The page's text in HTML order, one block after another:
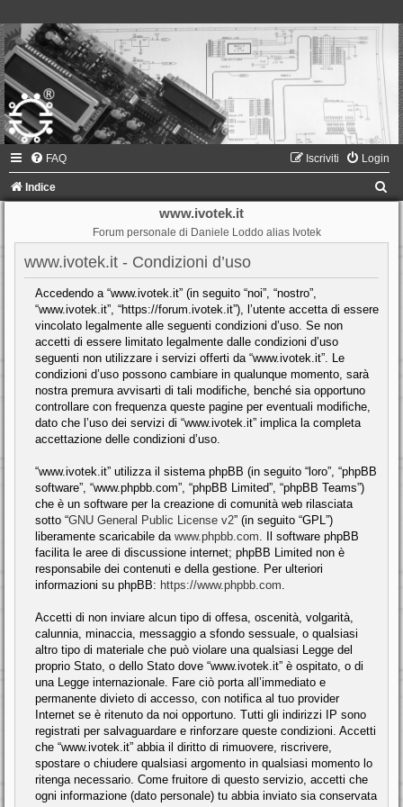
FAQ Login
Iscriviti
Indice
www.ivotek.it
Forum personale di Daniele Loddo alias Ivotek
www.ivotek.it - Condizioni d’uso
Accedendo a “www.ivotek.it” (in seguito “noi”, “nostro”,
“www.ivotek.it”, “https://forum.ivotek.it”), l’utente accetta di essere
vincolato legalmente alle seguenti condizioni d’uso. Se non
accetti di essere limitato legalmente dalle condizioni d’uso
seguenti non utilizzare i servizi offerti da “www.ivotek.it”. Le
condizioni d’uso possono cambiare in qualunque momento, sarà
nostra premura avvisarti di tali modifiche, benché sia opportuno
controllare con frequenza queste pagine per eventuali modifiche,
dato che l’uso dei servizi di “www.ivotek.it” implica la completa
accettazione delle condizioni d’uso.
“www.ivotek.it” utilizza il sistema phpBB (in seguito “loro”, “phpBB
software”, “www.phpbb.com”, “phpBB Limited”, “phpBB Teams”)
che è un software per la creazione di comunità web rilasciata
sotto “GNU General Public License v2” (in seguito “GPL”)
liberamente scaricabile da www.phpbb.com. Il software phpBB
facilita le aree di discussione internet; phpBB Limited non è
responsabile dei contenuti e della gestione. Per ulteriori
informazioni su phpBB: https://www.phpbb.com.
Accetti di non inviare alcun tipo di offesa, oscenità, volgarità,
calunnia, minaccia, messaggio a sfondo sessuale, o qualsiasi
altro tipo di materiale che può violare una qualsiasi Legge del
proprio Stato, o dello Stato dove “www.ivotek.it” è ospitato, o di
una Legge internazionale. Fare ciò porta all’immediato e
permanente divieto di accesso, con notifica al tuo provider
Internet se è ritenuto da noi opportuno. Tutti gli indirizzi IP sono
registrati per salvaguardare e rinforzare queste condizioni. Accetti
che “www.ivotek.it” abbia il diritto di rimuovere, riscrivere,
spostare o chiudere qualsiasi argomento in qualsiasi momento lo
ritenga necessario. Come fruitore di questo servizio, accetti che
ogni informazione (dato personale) tu abbia inviato sia conservata